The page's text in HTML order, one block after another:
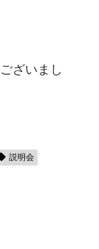
ざいまし
説明会